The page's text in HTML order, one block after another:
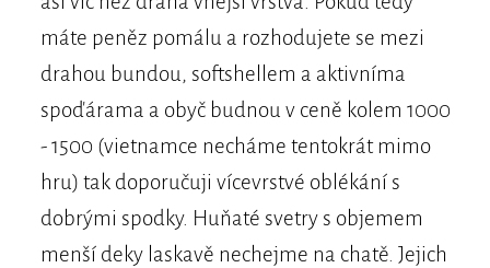
máte peněz pomálu a rozhodujete se mezi
drahou bundou, softshellem a aktivníma
spoďárama a obyč budnou v ceně kolem 1000
- 1500 (vietnamce necháme tentokrát mimo
hru) tak doporučuji vícevrstvé oblékání s
dobrými spodky. Huňaté svetry s objemem
menší deky laskavě nechejme na chatě. Jejich